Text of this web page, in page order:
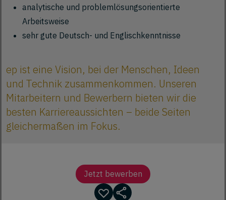
analytische und problemlösungsorientierte
Arbeitsweise
sehr gute Deutsch- und Englischkenntnisse
ep ist eine Vision, bei der Menschen, Ideen
und Technik zusammenkommen. Unseren
Mitarbeitern und Bewerbern bieten wir die
besten Karriereaussichten – beide Seiten
gleichermaßen im Fokus.
Jetzt bewerben